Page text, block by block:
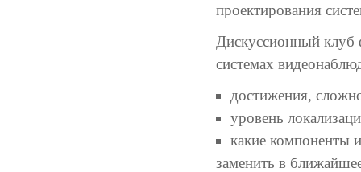
проектирования
Дискуссионный
системах
достижения,
уровень
какие компоненты
заменить в